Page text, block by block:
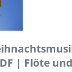
| Flöte